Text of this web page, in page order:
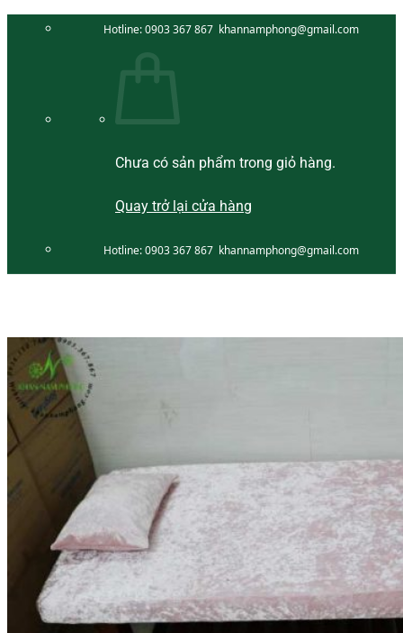
Hotline:0903 367 867 khannamphong@gmail.com
Chưa có sản phẩm trong giỏ hàng.
Quay trở lại cửa hàng
Hotline:0903 367 867 khannamphong@gmail.com
KHĂN SPA
Khăn Trải Giường Spa
Khăn Body
Khăn Quấn Tóc Spa
Khăn Xông Hơi
Khăn Salon Tóc, Gội Đầu
KHĂN NAIL